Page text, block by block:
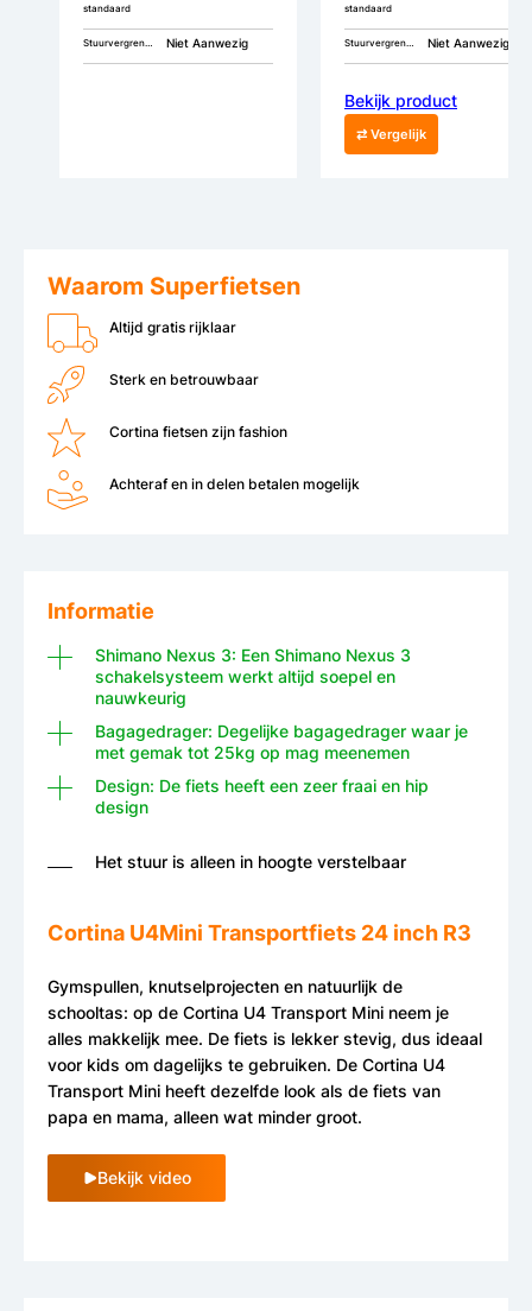
standaard
Niet Aanwezig
standaard
Niet Aanwezig
Bekijk product
⇄ Vergelijk
Waarom Superfietsen
Altijd gratis rijklaar
Sterk en betrouwbaar
Cortina fietsen zijn fashion
Achteraf en in delen betalen mogelijk
Informatie
Shimano Nexus 3: Een Shimano Nexus 3
schakelsysteem werkt altijd soepel en
nauwkeurig
Bagagedrager: Degelijke bagagedrager waar je
met gemak tot 25kg op mag meenemen
Design: De fiets heeft een zeer fraai en hip
design
Het stuur is alleen in hoogte verstelbaar
Cortina U4Mini Transportfiets 24 inch R3
Gymspullen, knutselprojecten en natuurlijk de
schooltas: op de Cortina U4 Transport Mini neem je
alles makkelijk mee. De fiets is lekker stevig, dus ideaal
voor kids om dagelijks te gebruiken. De Cortina U4
Transport Mini heeft dezelfde look als de fiets van
papa en mama, alleen wat minder groot.
Bekijk video